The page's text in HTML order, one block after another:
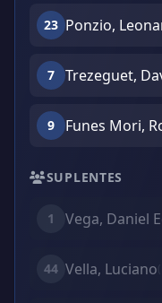
23 Ponzio,
7 Trezeguet,
9 Funes Mori,
SUPLENTES
1 Vega, Daniel
44 Vella, Luciano